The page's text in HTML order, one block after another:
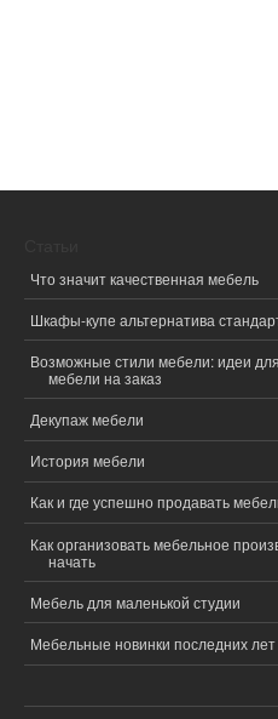
Что значит качественная мебель
Шкафы-купе альтернатива
Возможные стили мебели: идеи
мебели на заказ
Декупаж мебели
История мебели
Как и где успешно продавать
Как организовать мебельное
начать
Мебель для маленькой студии
Мебельные новинки последних лет